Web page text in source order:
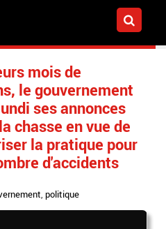
mois de
le gouvernement
ses annonces
chasse en vue de
la pratique pour
d'accidents
,politique